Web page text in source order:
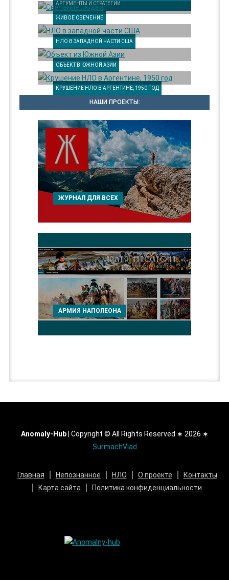
АРГУМЕНТЫ И СТРАТЕГИИ
ЖИВОЕ СВЕЧЕНИЕ
НЛО В ЗАПАДНОЙ ЧАСТИ США
ОБЪЕКТ В ЮЖНОЙ АЗИИ
КРУШЕНИЕ НЛО В АРГЕНТИНЕ, 1950 ГОД
НАШИ ПРОЕКТЫ:
ЖУРНАЛ ДЛЯ ВСЕХ
АРМИЯ НАПОЛЕОНА
Anomaly-Hub Copyright © All Rights Reserved ∗ 2026 ∗
SurmachVlad
Главная Непознанное НЛО О проекте
Контакты
Карта сайта
Политика конфиденциальности